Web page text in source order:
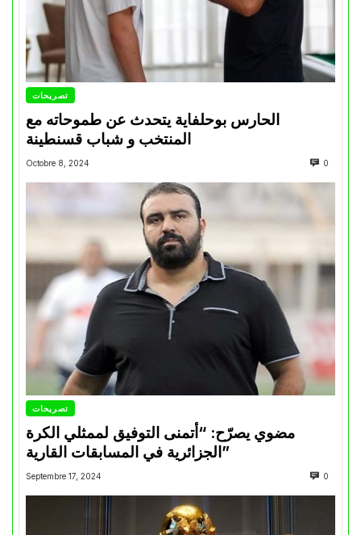
تصريحات
الحارس بوحلفاية يتحدث عن طموحاته مع
المنتخب و شباب قسنطينة
Octobre 8, 2024 0
تصريحات
مضوي يصرّح: “أتمنى التوفيق لممثلي الكرة
الجزائرية في المسابقات القارية”
Septembre 17, 2024 0